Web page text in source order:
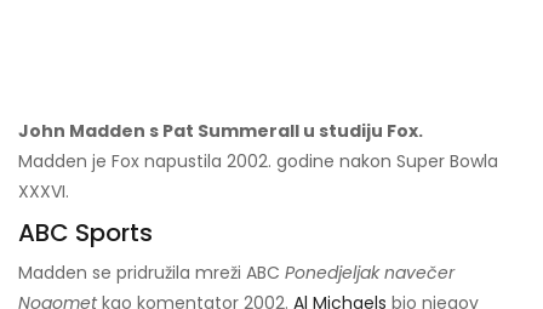
John Madden s Pat Summerall u studiju Fox.
Madden je Fox napustila 2002. godine nakon Super Bowla
XXXVI.
ABC Sports
Madden se pridružila mreži ABC Ponedjeljak navečer
Nogometkao komentator 2002. Al Michaels bio njegov